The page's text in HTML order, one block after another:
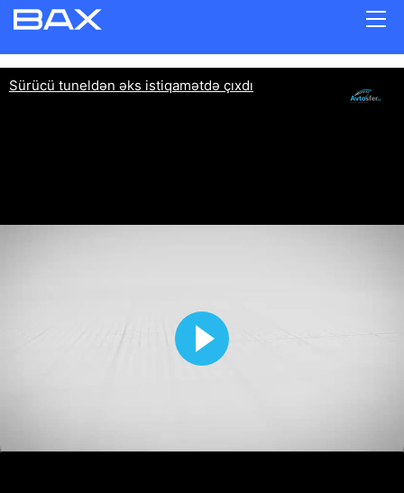
Sürücü tuneldən əks istiqamətdə